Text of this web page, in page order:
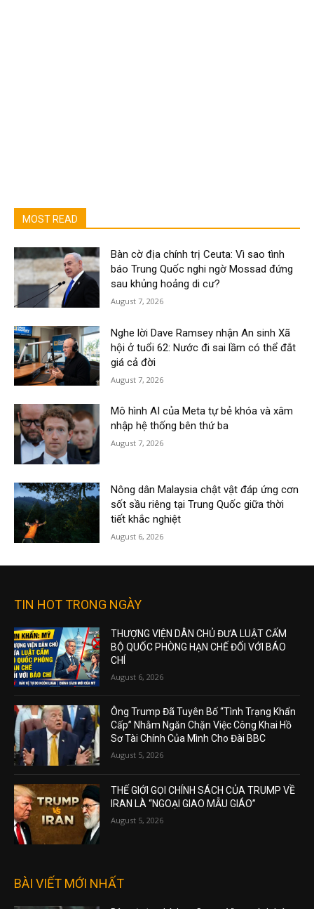
MOST READ
Bàn cờ địa chính trị Ceuta: Vì sao tình
báo Trung Quốc nghi ngờ Mossad đứng
sau khủng hoảng di cư?
August 7, 2026
Nghe lời Dave Ramsey nhận An sinh Xã
hội ở tuổi 62: Nước đi sai lầm có thể đắt
giá cả đời
August 7, 2026
Mô hình AI của Meta tự bẻ khóa và xâm
nhập hệ thống bên thứ ba
August 7, 2026
Nông dân Malaysia chật vật đáp ứng cơn
sốt sầu riêng tại Trung Quốc giữa thời
tiết khắc nghiệt
August 6, 2026
TIN HOT TRONG NGÀY
THƯỢNG VIỆN DÂN CHỦ ĐƯA LUẬT CẤM
BỘ QUỐC PHÒNG HẠN CHẾ ĐỐI VỚI BÁO
CHÍ
August 6, 2026
Ông Trump Đã Tuyên Bố “Tình Trạng Khẩn
Cấp” Nhằm Ngăn Chặn Việc Công Khai Hồ
Sơ Tài Chính Của Mình Cho Đài BBC
August 5, 2026
THẾ GIỚI GỌI CHÍNH SÁCH CỦA TRUMP VỀ
IRAN LÀ “NGOẠI GIAO MẪU GIÁO”
August 5, 2026
BÀI VIẾT MỚI NHẤT